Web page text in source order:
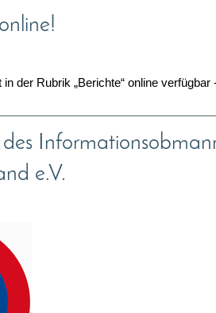
der Rubrik „Berichte“ online verfügbar
e.V.